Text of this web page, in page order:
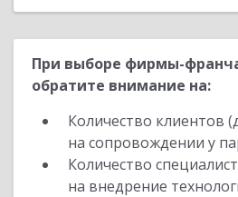
При выборе фирмы-
обратите внимание на:
Количество клиентов
на сопровождении у
Количество
на внедрение